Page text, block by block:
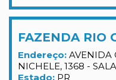
FAZENDA RIO
Endereço: AVENIDA
NICHELE, 1368 -
Estado: PR